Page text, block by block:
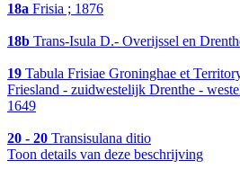
18a Frisia ; 1876
18b Trans-Isula D.- Overijssel en
19 Tabula Frisiae Groninghae et
Friesland - zuidwestelijk Drenthe -
1649
20 - 20 Transisulana ditio
Toon details van deze beschrijving